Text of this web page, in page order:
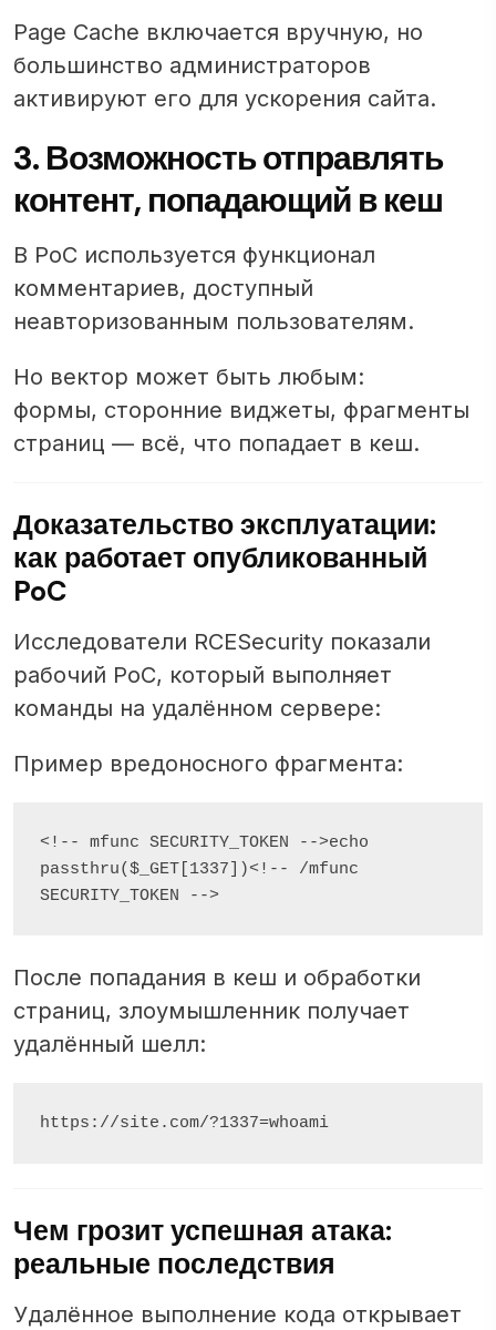
Page Cache включается вручную, но
большинство администраторов
активируют его для ускорения сайта.
3. Возможность отправлять
контент, попадающий в кеш
В PoC используется функционал
комментариев, доступный
неавторизованным пользователям.
Но вектор может быть любым:
формы, сторонние виджеты, фрагменты
страниц — всё, что попадает в кеш.
Доказательство эксплуатации:
как работает опубликованный
PoC
Исследователи RCESecurity показали
рабочий PoC, который выполняет
команды на удалённом сервере:
Пример вредоносного фрагмента:
<!-- mfunc SECURITY_TOKEN -->echo
passthru($_GET[1337])<!-- /mfunc
После попадания в кеш и обработки
страниц, злоумышленник получает
удалённый шелл:
Чем грозит успешная атака:
реальные последствия
Удалённое выполнение кода открывает